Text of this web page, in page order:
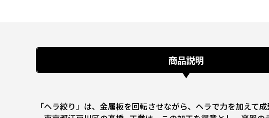
商品説明
「ヘラ絞り」は、金属板を回転させながら、ヘラで力を加えて